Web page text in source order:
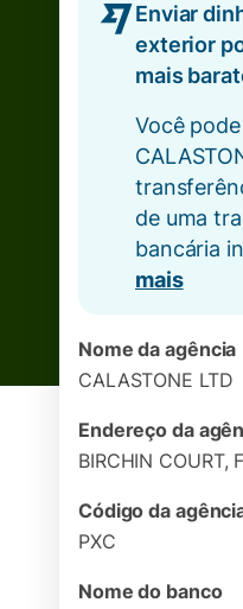
Enviar
exterior
mais
Você
de uma
bancária
mais
Nome da agência
CALASTONE LTD
Endereço da
BIRCHIN COURT,
Código da
PXC
Nome do banco